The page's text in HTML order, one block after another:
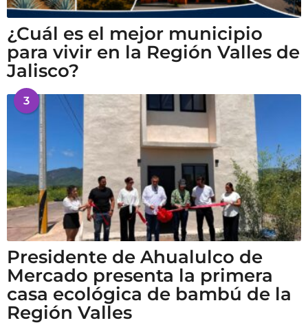
¿Cuál es el mejor municipio
para vivir en la Región Valles de
Jalisco?
3
Presidente de Ahualulco de
Mercado presenta la primera
casa ecológica de bambú de la
Región Valles